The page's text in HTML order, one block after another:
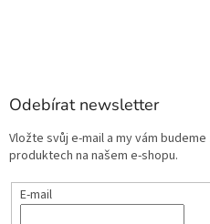
Odebírat newsletter
Vložte svůj e-mail a my vám
produktech na našem e-shopu.
E-mail